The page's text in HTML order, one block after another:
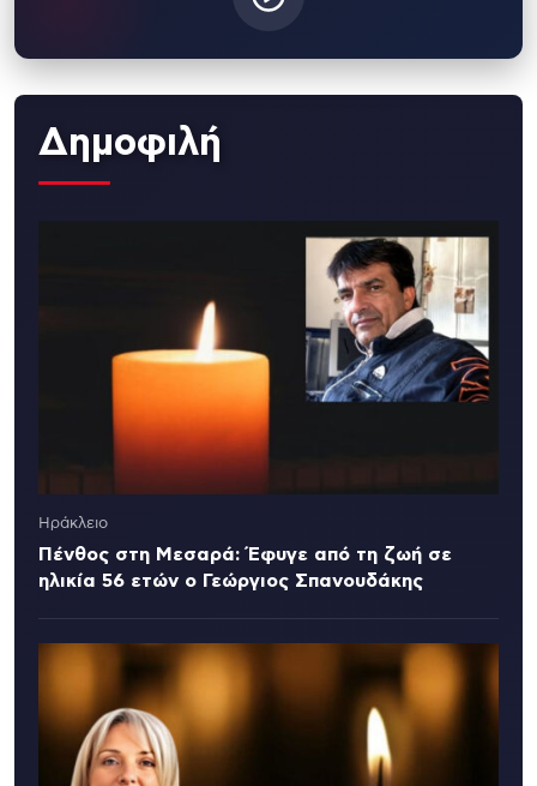
Δημοφιλή
Ηράκλειο
Πένθος στη Μεσαρά: Έφυγε από τη ζωή σε
ηλικία 56 ετών ο Γεώργιος Σπανουδάκης